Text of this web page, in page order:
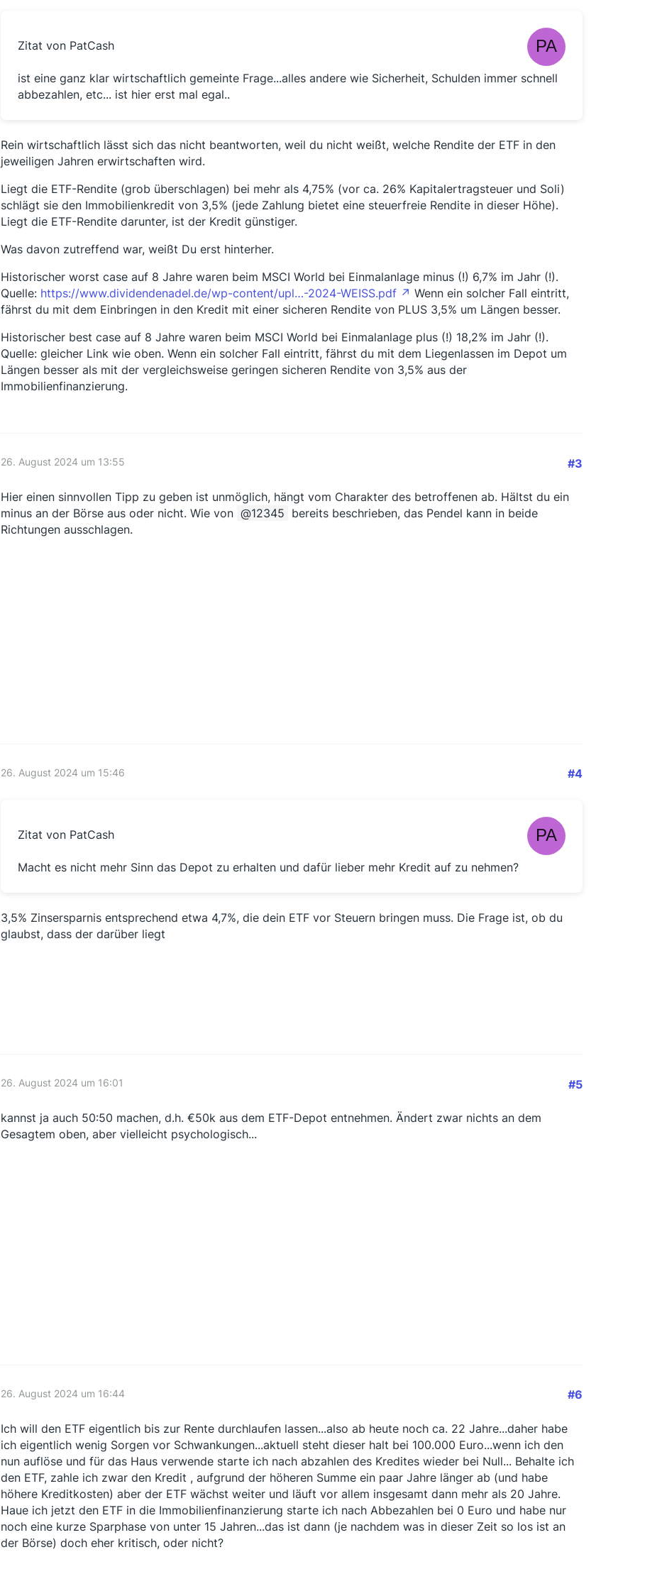
Zitat von PatCash
ist eine ganz klar wirtschaftlich gemeinte Frage...alles andere wie Sicherheit, Schulden immer schnell
abbezahlen, etc... ist hier erst mal egal..
Rein wirtschaftlich lässt sich das nicht beantworten, weil du nicht weißt, welche Rendite der ETF in den
jeweiligen Jahren erwirtschaften wird.
Liegt die ETF-Rendite (grob überschlagen) bei mehr als 4,75% (vor ca. 26% Kapitalertragsteuer und Soli)
schlägt sie den Immobilienkredit von 3,5% (jede Zahlung bietet eine steuerfreie Rendite in dieser Höhe).
Liegt die ETF-Rendite darunter, ist der Kredit günstiger.
Was davon zutreffend war, weißt Du erst hinterher.
Historischer worst case auf 8 Jahre waren beim MSCI World bei Einmalanlage minus (!) 6,7% im Jahr (!).
Quelle: https://www.dividendenadel.de/wp-content/upl…-2024-WEISS.pdf
Wenn ein solcher Fall eintritt,
fährst du mit dem Einbringen in den Kredit mit einer sicheren Rendite von PLUS 3,5% um Längen besser.
Historischer best case auf 8 Jahre waren beim MSCI World bei Einmalanlage plus (!) 18,2% im Jahr (!).
Quelle: gleicher Link wie oben. Wenn ein solcher Fall eintritt, fährst du mit dem Liegenlassen im Depot um
Längen besser als mit der vergleichsweise geringen sicheren Rendite von 3,5% aus der
Immobilienfinanzierung.
26. August 2024 um 13:55 #3
Hier einen sinnvollen Tipp zu geben ist unmöglich, hängt vom Charakter des betroffenen ab. Hältst du ein
minus an der Börse aus oder nicht. Wie von
12345 bereits beschrieben, das Pendel kann in beide
Richtungen ausschlagen.
26. August 2024 um 15:46 #4
Zitat von PatCash
Macht es nicht mehr Sinn das Depot zu erhalten und dafür lieber mehr Kredit auf zu nehmen?
3,5% Zinsersparnis entsprechend etwa 4,7%, die dein ETF vor Steuern bringen muss. Die Frage ist, ob du
glaubst, dass der darüber liegt
26. August 2024 um 16:01 #5
kannst ja auch 50:50 machen, d.h. €50k aus dem ETF-Depot entnehmen. Ändert zwar nichts an dem
Gesagtem oben, aber vielleicht psychologisch...
26. August 2024 um 16:44 #6
Ich will den ETF eigentlich bis zur Rente durchlaufen lassen...also ab heute noch ca. 22 Jahre...daher habe
ich eigentlich wenig Sorgen vor Schwankungen...aktuell steht dieser halt bei 100.000 Euro...wenn ich den
nun auflöse und für das Haus verwende starte ich nach abzahlen des Kredites wieder bei Null... Behalte ich
den ETF, zahle ich zwar den Kredit , aufgrund der höheren Summe ein paar Jahre länger ab (und habe
höhere Kreditkosten) aber der ETF wächst weiter und läuft vor allem insgesamt dann mehr als 20 Jahre.
Haue ich jetzt den ETF in die Immobilienfinanzierung starte ich nach Abbezahlen bei 0 Euro und habe nur
noch eine kurze Sparphase von unter 15 Jahren...das ist dann (je nachdem was in dieser Zeit so los ist an
der Börse) doch eher kritisch, oder nicht?